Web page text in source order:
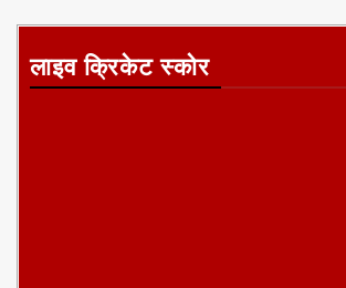
लाइव क्रिकेट स्कोर